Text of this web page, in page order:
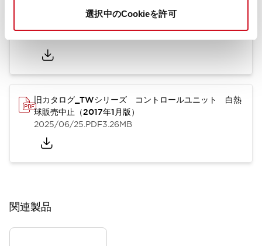
選択中のCookieを許可
旧カタログ_TWシリーズ コントロールユニット（201
旧カタログ_TWシリーズ コントロールユニット 白熱
球販売中止（2017年1月版）
2025/06/25.PDF3.26MB
関連製品